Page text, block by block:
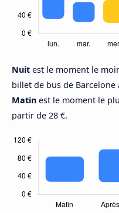
Nuit est le moment le
billet de bus de
Matin est le moment le
partir de 28 €.